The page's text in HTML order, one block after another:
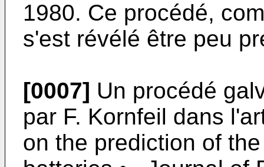
1980. Ce procédé,
s'est révélé être peu
[0007] Un procédé
par F. Kornfeil dans
on the prediction of